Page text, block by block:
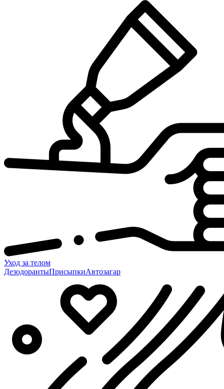
Уход за телом
ДезодорантыПрисыпкиАвтозагар